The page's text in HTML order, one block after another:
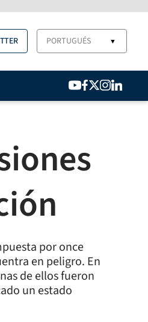
PORTUGUÉS ▼
por once
en peligro. En
de ellos fueron
un estado